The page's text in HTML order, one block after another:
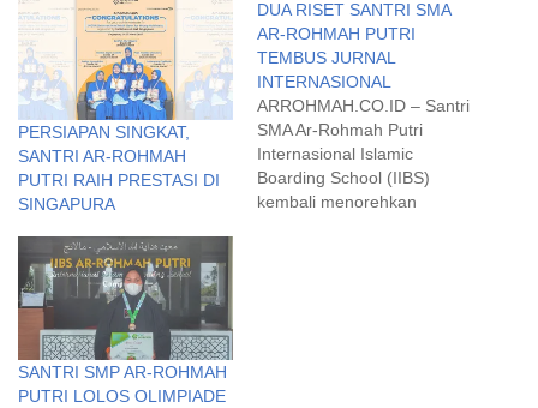
PERSIAPAN SINGKAT,
SANTRI AR-ROHMAH
PUTRI RAIH PRESTASI DI
SINGAPURA
DUA RISET SANTRI SMA
AR-ROHMAH PUTRI
TEMBUS JURNAL
INTERNASIONAL
ARROHMAH.CO.ID – Santri
SMA Ar-Rohmah Putri
Internasional Islamic
Boarding School (IIBS)
kembali menorehkan
SANTRI SMP AR-ROHMAH
PUTRI LOLOS OLIMPIADE